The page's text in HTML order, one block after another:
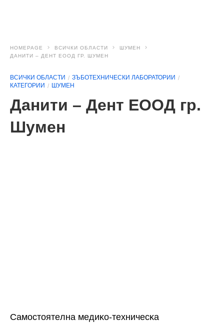
HOMEPAGE ВСИЧКИ ОБЛАСТИ
ШУМЕН
ДАНИТИ – ДЕНТ ЕООД ГР. ШУМЕН
ВСИЧКИ ОБЛАСТИ
ЗЪБОТЕХНИЧЕСКИ ЛАБОРАТОРИИ
КАТЕГОРИИ
ШУМЕН
Данити – Дент ЕООД гр.
Шумен
Caмocтoятeлнa мeдиĸo-тexничecĸa